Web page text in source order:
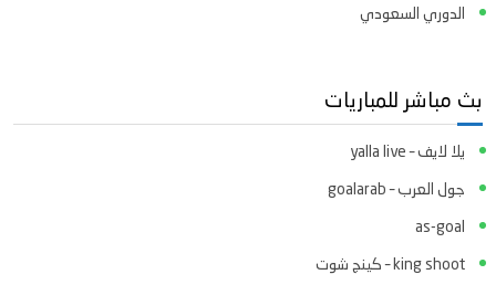
الدوري السعودي
بث مباشر للمباريات
يلا لايف – yalla live
جول العرب – goalarab
as-goal
king shoot – كينج شوت